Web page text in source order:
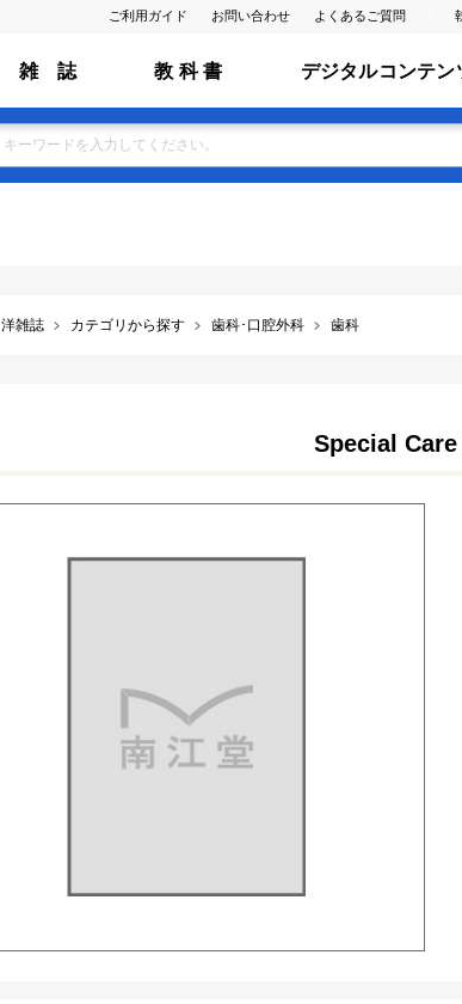
ご利用ガイド お問い合わせ よくあるご質問
雑 誌 教 科 書 デジタルコンテン
洋雑誌 カテゴリから探す 歯科･口腔外科 歯科
Special